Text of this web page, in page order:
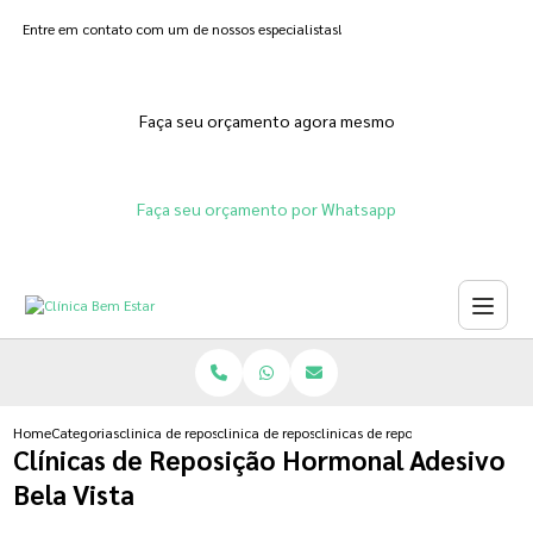
Entre em contato com um de nossos especialistas!
Faça seu orçamento agora mesmo
Faça seu orçamento por Whatsapp
HomeCategoriasclinica de reposicao hormonalclinica de reposicao hormonal natural
clinicas de reposicao hormonal
Clínicas de Reposição Hormonal Adesivo
Bela Vista